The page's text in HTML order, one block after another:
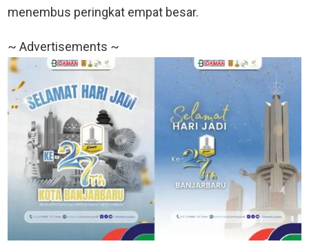
menembus peringkat empat besar.
~ Advertisements ~